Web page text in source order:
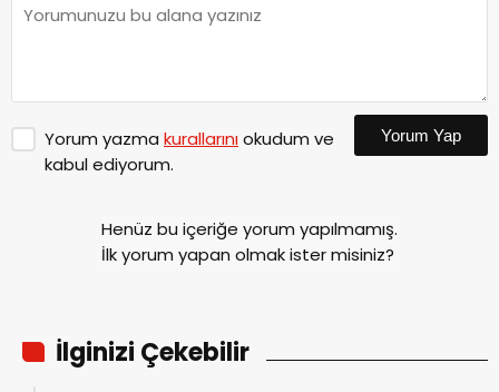
Yorum yazma kurallarınıokudum ve
kabul ediyorum.
Yorum Yap
Henüz bu içeriğe yorum yapılmamış.
İlk yorum yapan olmak ister misiniz?
İlginizi Çekebilir